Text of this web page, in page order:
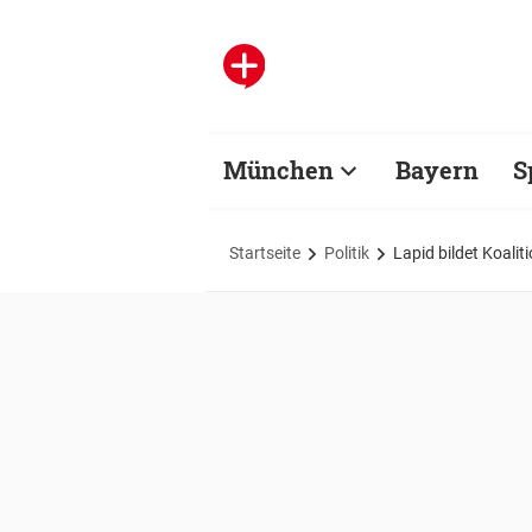
München Bayern
Startseite Politik Lapid bildet